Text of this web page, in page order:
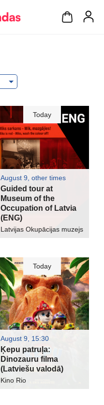
Today
August 9, other times
Guided tour at
Museum of the
Occupation of Latvia
(ENG)
Latvijas Okupācijas muzejs
Today
August 9, 15:30
Ķepu patruļa:
Dinozauru filma
(Latviešu valodā)
Kino Rio